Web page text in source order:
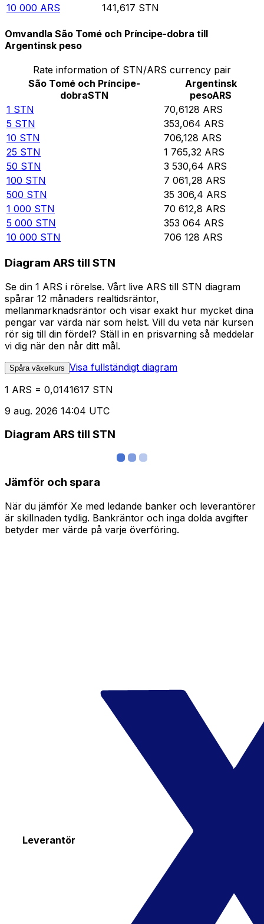
10 000 ARS 141,617 STN
Omvandla São Tomé och Príncipe-dobra till
Argentinsk peso
Rate information of STN/ARS currency pair
São Tomé och Príncipe-
dobraSTN
Argentinsk
pesoARS
1 STN 70,6128 ARS
5 STN 353,064 ARS
10 STN 706,128 ARS
25 STN 1 765,32 ARS
50 STN 3 530,64 ARS
100 STN 7 061,28 ARS
500 STN 35 306,4 ARS
1 000 STN 70 612,8 ARS
5 000 STN 353 064 ARS
10 000 STN 706 128 ARS
Diagram ARS till STN
Se din 1 ARS i rörelse. Vårt live ARS till STN diagram
spårar 12 månaders realtidsräntor,
mellanmarknadsräntor och visar exakt hur mycket dina
pengar var värda när som helst. Vill du veta när kursen
rör sig till din fördel? Ställ in en prisvarning så meddelar
vi dig när den når ditt mål.
Spåra växelkurs Visa fullständigt diagram
1 ARS = 0,0141617 STN
9 aug. 2026 14:04 UTC
Diagram ARS till STN
Jämför och spara
När du jämför Xe med ledande banker och leverantörer
är skillnaden tydlig. Bankräntor och inga dolda avgifter
betyder mer värde på varje överföring.
Leverantör